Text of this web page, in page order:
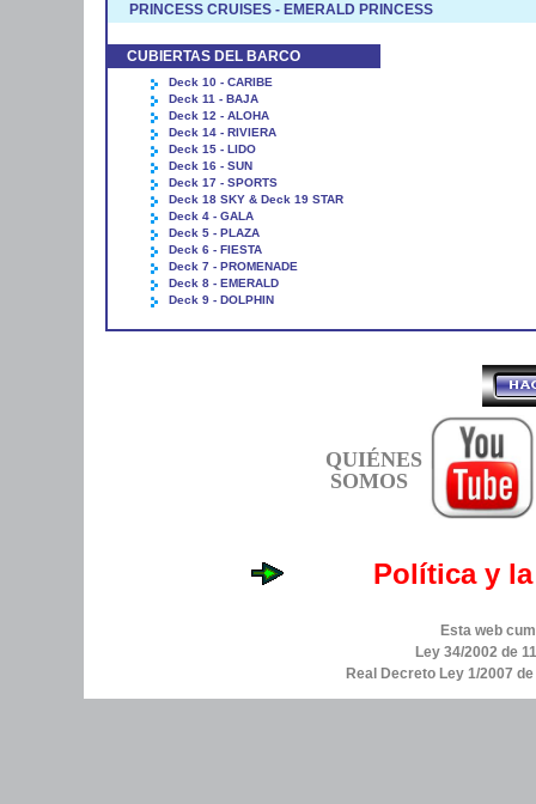
PRINCESS CRUISES - EMERALD PRINCESS
CUBIERTAS DEL BARCO
Deck 10 - CARIBE
Deck 11 - BAJA
Deck 12 - ALOHA
Deck 14 - RIVIERA
Deck 15 - LIDO
Deck 16 - SUN
Deck 17 - SPORTS
Deck 18 SKY & Deck 19 STAR
Deck 4 - GALA
Deck 5 - PLAZA
Deck 6 - FIESTA
Deck 7 - PROMENADE
Deck 8 - EMERALD
Deck 9 - DOLPHIN
QUIÉNES
SOMOS
Política y
Esta web
Ley 34/2002 de
Real Decreto Ley 1/2007